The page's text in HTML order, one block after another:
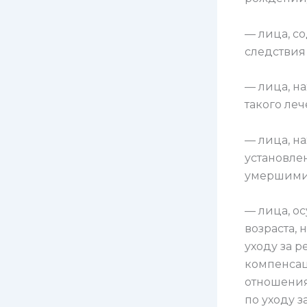
— лица,
— лица,
такого
— лица,
— лица,
уходу за
по уходу